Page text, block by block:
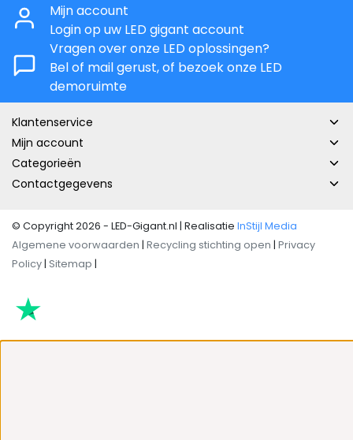
Mijn account
Login op uw LED gigant account
Vragen over onze LED oplossingen?
Bel of mail gerust, of bezoek onze LED
demoruimte
Klantenservice
Mijn account
Categorieën
Contactgegevens
© Copyright 2026 - LED-Gigant.nl | Realisatie InStijl Media
Algemene voorwaarden | Recycling stichting open | Privacy
Policy | Sitemap |